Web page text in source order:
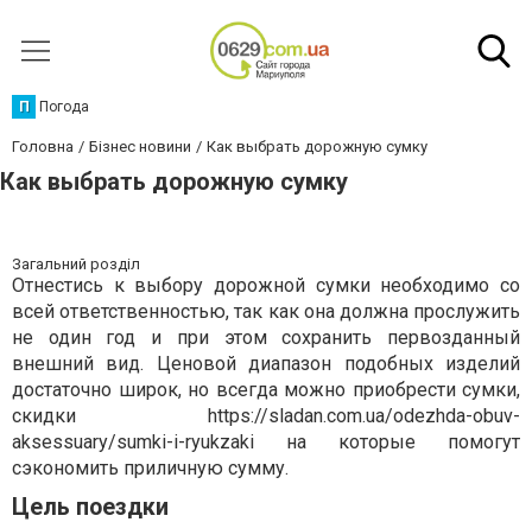
П Погода
Головна Бізнес новини Как выбрать дорожную сумку
Как выбрать дорожную сумку
Загальний розділ
Отнестись к выбору дорожной сумки необходимо со
всей ответственностью, так как она должна прослужить
не один год и при этом сохранить первозданный
внешний вид. Ценовой диапазон подобных изделий
достаточно широк, но всегда можно приобрести сумки,
скидки https://sladan.com.ua/odezhda-obuv-
aksessuary/sumki-i-ryukzaki на которые помогут
сэкономить приличную сумму.
Цель поездки